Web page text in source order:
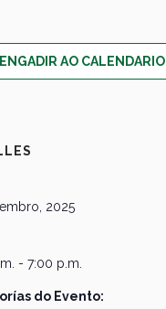
ENGADIR AO CALENDARIO
2025
- 7:00 p.m.
do Evento: